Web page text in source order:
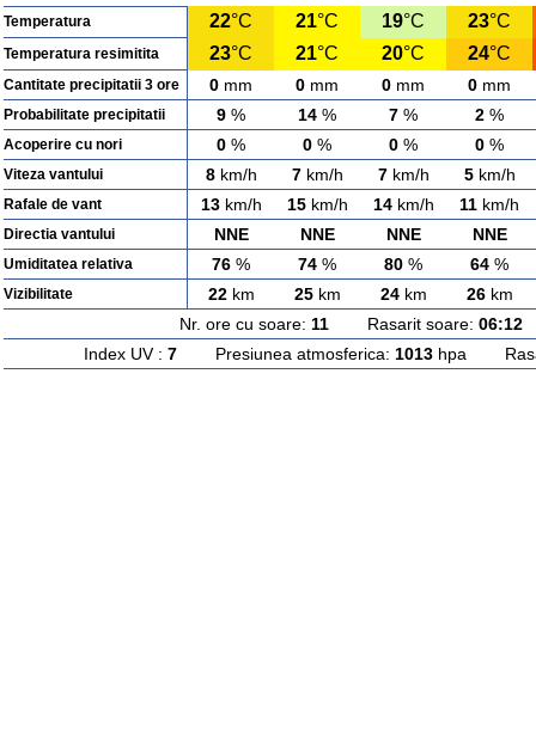
Temperatura 22°C 21°C 19°C 23°C
Temperatura resimitita 23°C 21°C 20°C 24°C
Cantitate precipitatii 3 ore 0 mm 0 mm 0 mm 0 mm
Probabilitate precipitatii 9 % 14 % 7 % 2 %
Acoperire cu nori 0 % 0 % 0 % 0 %
Viteza vantului 8km/h 7km/h 7km/h 5km/h
Rafale de vant 13km/h 15km/h 14km/h 11 km/h
Directia vantului NNE NNE NNE NNE
Umiditatea relativa 76 % 74 % 80 % 64 %
Vizibilitate 22km 25km 24km 26km
Nr. ore cu soare: 11 Rasarit soare: 06:12
Index UV : 7 Presiunea atmosferica: 1013 hpa